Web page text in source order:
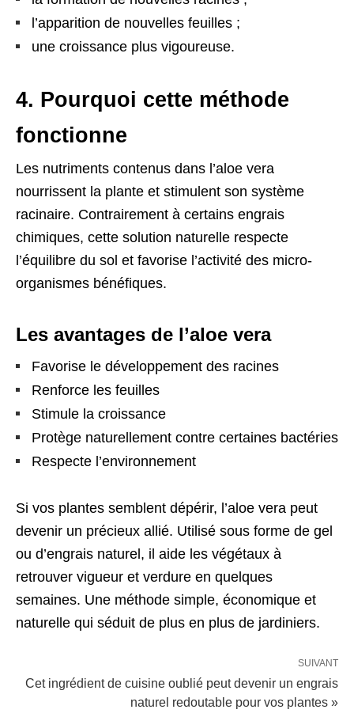
l’apparition de nouvelles feuilles ;
une croissance plus vigoureuse.
4. Pourquoi cette méthode
fonctionne
Les nutriments contenus dans l’aloe vera
nourrissent la plante et stimulent son système
racinaire. Contrairement à certains engrais
chimiques, cette solution naturelle respecte
l’équilibre du sol et favorise l’activité des micro-
organismes bénéfiques.
Les avantages de l’aloe vera
Favorise le développement des racines
Renforce les feuilles
Stimule la croissance
Protège naturellement contre certaines bactéries
Respecte l’environnement
Si vos plantes semblent dépérir, l’aloe vera peut
devenir un précieux allié. Utilisé sous forme de gel
ou d’engrais naturel, il aide les végétaux à
retrouver vigueur et verdure en quelques
semaines. Une méthode simple, économique et
naturelle qui séduit de plus en plus de jardiniers.
SUIVANT
Cet ingrédient de cuisine oublié peut devenir un engrais
naturel redoutable pour vos plantes »